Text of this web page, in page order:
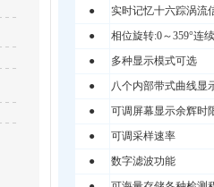
●
实时记忆十六踪涡流
●
相位旋转:0～359°连
●
多种显示模式可选
●
八个内部带式曲线显
●
可调屏幕显示余辉时
●
可调采样速率
●
数字滤波功能